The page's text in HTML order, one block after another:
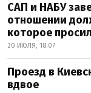
САП и НАБУ
отношении
которое
20 ИЮЛЯ, 18:07
Проезд в
вдвое